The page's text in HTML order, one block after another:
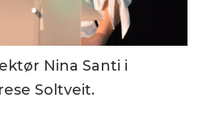
Nina Santi i
Soltveit.